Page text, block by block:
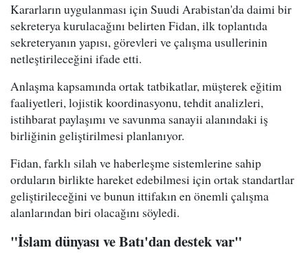
Kararların uygulanması için Suudi Arabistan'da daimi bir
sekreterya kurulacağını belirten Fidan, ilk toplantıda
sekreteryanın yapısı, görevleri ve çalışma usullerinin
netleştirileceğini ifade etti.
Anlaşma kapsamında ortak tatbikatlar, müşterek eğitim
faaliyetleri, lojistik koordinasyonu, tehdit analizleri,
istihbarat paylaşımı ve savunma sanayii alanındaki iş
birliğinin geliştirilmesi planlanıyor.
Fidan, farklı silah ve haberleşme sistemlerine sahip
orduların birlikte hareket edebilmesi için ortak standartlar
geliştirileceğini ve bunun ittifakın en önemli çalışma
alanlarından biri olacağını söyledi.
"İslam dünyası ve Batı'dan destek var"